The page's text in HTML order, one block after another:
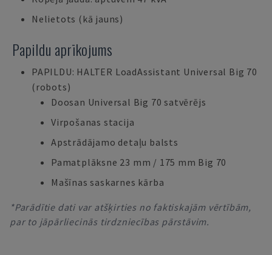
Nelietots (kā jauns)
Papildu aprīkojums
PAPILDU: HALTER LoadAssistant Universal Big 70
(robots)
Doosan Universal Big 70 satvērējs
Virpošanas stacija
Apstrādājamo detaļu balsts
Pamatplāksne 23 mm / 175 mm Big 70
Mašīnas saskarnes kārba
*Parādītie dati var atšķirties no faktiskajām vērtībām,
par to jāpārliecinās tirdzniecības pārstāvim.